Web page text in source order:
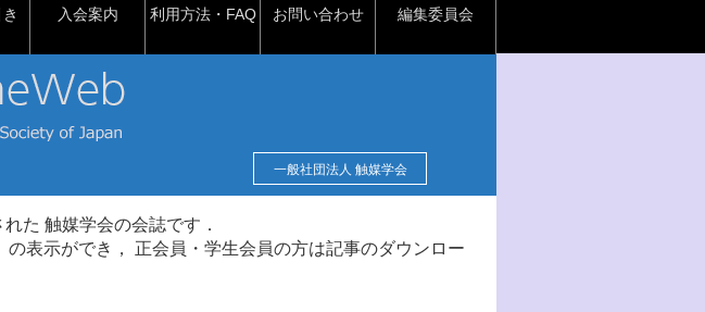
入会案内 利用方法・FAQ お問い合わせ 編集委員会
一般社団法人 触媒学会
た 触媒学会の会誌です．
表示ができ， 正会員・学生会員の方は記事のダウンロー